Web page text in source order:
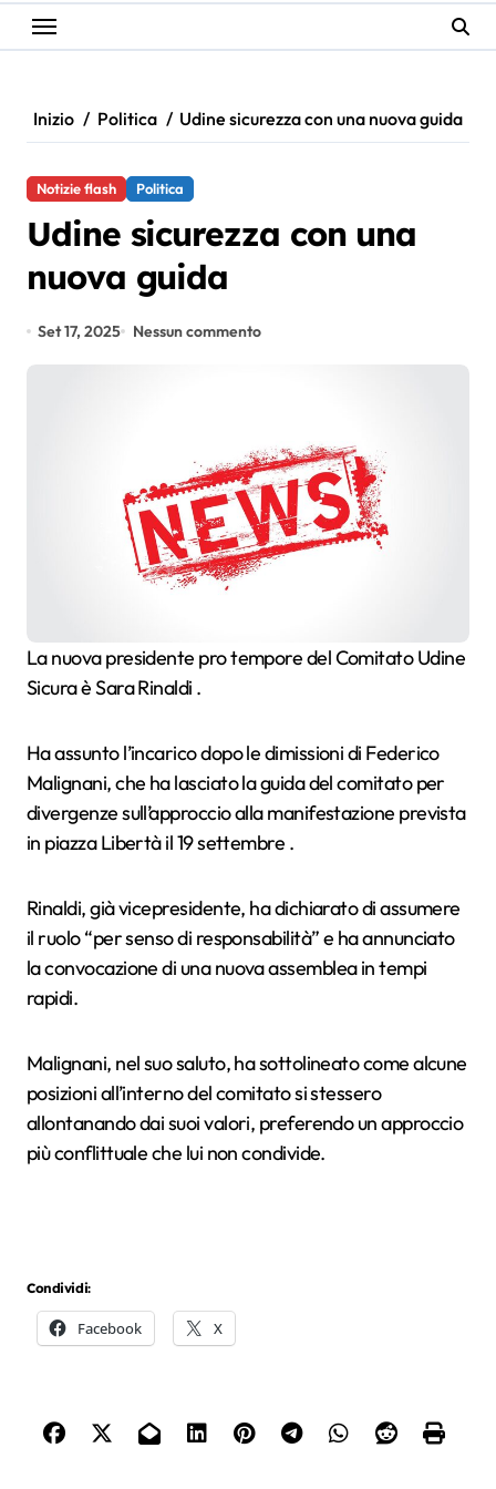
Inizio Politica Udine sicurezza con una nuova guida
Notizie flash Politica
Udine sicurezza con una
nuova guida
Set 17, 2025 Nessun commento
La nuova presidente pro tempore del Comitato Udine
Sicura è Sara Rinaldi .
Ha assunto l’incarico dopo le dimissioni di Federico
Malignani, che ha lasciato la guida del comitato per
divergenze sull’approccio alla manifestazione prevista
in piazza Libertà il 19 settembre .
Rinaldi, già vicepresidente, ha dichiarato di assumere
il ruolo “per senso di responsabilità” e ha annunciato
la convocazione di una nuova assemblea in tempi
rapidi.
Malignani, nel suo saluto, ha sottolineato come alcune
posizioni all’interno del comitato si stessero
allontanando dai suoi valori, preferendo un approccio
più conflittuale che lui non condivide.
Condividi:
Facebook X